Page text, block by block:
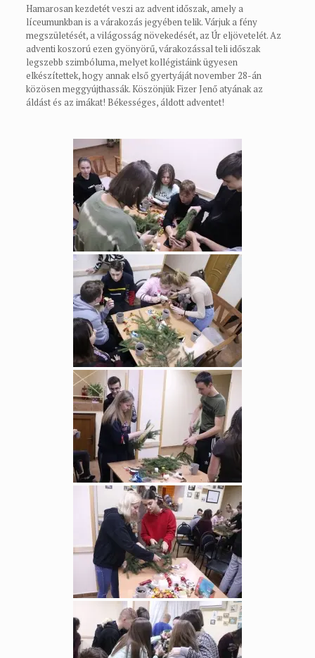
Hamarosan kezdetét veszi az advent időszak, amely a
líceumunkban is a várakozás jegyében telik. Várjuk a fény
megszületését, a világosság növekedését, az Úr eljövetelét. Az
adventi koszorú ezen gyönyörű, várakozással teli időszak
legszebb szimbóluma, melyet kollégistáink ügyesen
elkészítettek, hogy annak első gyertyáját november 28-án
közösen meggyújthassák. Köszönjük Fizer Jenő atyának az
áldást és az imákat! Békességes, áldott adventet!